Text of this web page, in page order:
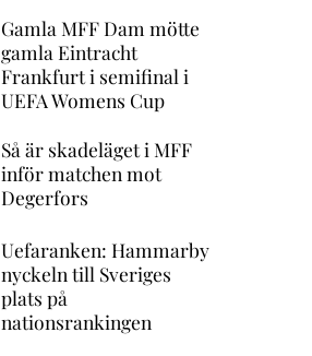
Gamla MFF Dam mötte
gamla Eintracht
Frankfurt i semifinal i
UEFA Womens Cup
Så är skadeläget i MFF
inför matchen mot
Degerfors
Uefaranken: Hammarby
nyckeln till Sveriges
plats på
nationsrankingen